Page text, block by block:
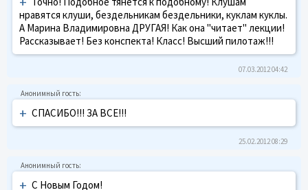
нравятся клуши, бездельникам бездельники, куклам куклы.
А Марина Владимировна ДРУГАЯ! Как она "читает" лекции!
Рассказывает! Без конспекта! Класс! Высший пилотаж!!!
07.03.2012 04:42
+ СПАСИБО!!! ЗА ВСЕ!!!
25.02.2012 08:29
+ С Новым Годом!